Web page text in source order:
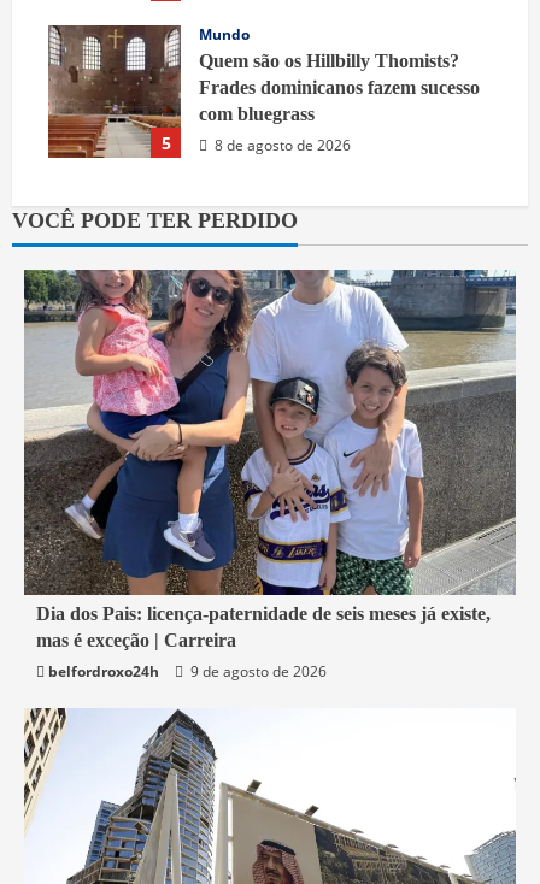
5
Mundo
Quem são os Hillbilly Thomists?
Frades dominicanos fazem sucesso
com bluegrass
8 de agosto de 2026
VOCÊ PODE TER PERDIDO
1 min read
Economia
Dia dos Pais: licença-paternidade de seis meses já existe,
mas é exceção | Carreira
belfordroxo24h
9 de agosto de 2026